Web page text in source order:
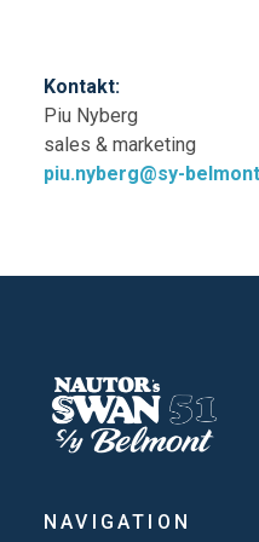
Kontakt:
Piu Nyberg
sales & marketing
piu.nyberg@sy-
NAVIGATION